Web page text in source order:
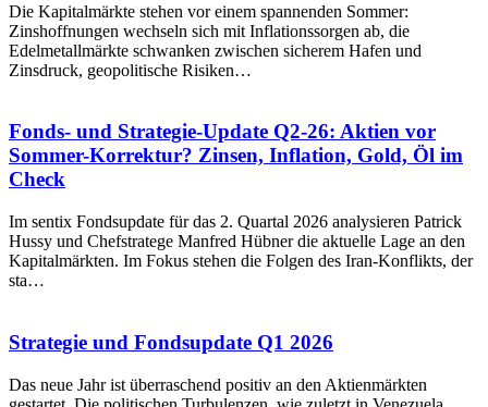
Die Kapitalmärkte stehen vor einem spannenden Sommer:
Zinshoffnungen wechseln sich mit Inflationssorgen ab, die
Edelmetallmärkte schwanken zwischen sicherem Hafen und
Zinsdruck, geopolitische Risiken…
Fonds- und Strategie-Update Q2-26: Aktien vor
Sommer-Korrektur? Zinsen, Inflation, Gold, Öl im
Check
Im sentix Fondsupdate für das 2. Quartal 2026 analysieren Patrick
Hussy und Chefstratege Manfred Hübner die aktuelle Lage an den
Kapitalmärkten. Im Fokus stehen die Folgen des Iran-Konflikts, der
sta…
Strategie und Fondsupdate Q1 2026
Das neue Jahr ist überraschend positiv an den Aktienmärkten